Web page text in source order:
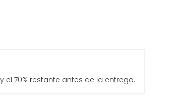
70% restante antes de la entrega.